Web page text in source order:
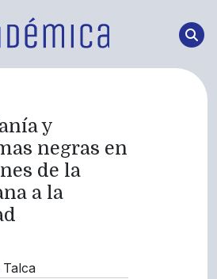
y
negras en
de la
a la
Talca